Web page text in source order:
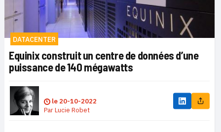
DATACENTER
Equinix construit un centre de données d’une
puissance de 140 mégawatts
le 20-10-2022
ParLucie Robet